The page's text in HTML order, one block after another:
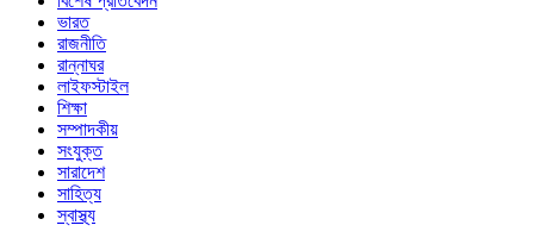
ভারত
রাজনীতি
রান্নাঘর
লাইফস্টাইল
শিক্ষা
সম্পাদকীয়
সংযুক্ত
সারাদেশ
সাহিত্য
স্বাস্থ্য